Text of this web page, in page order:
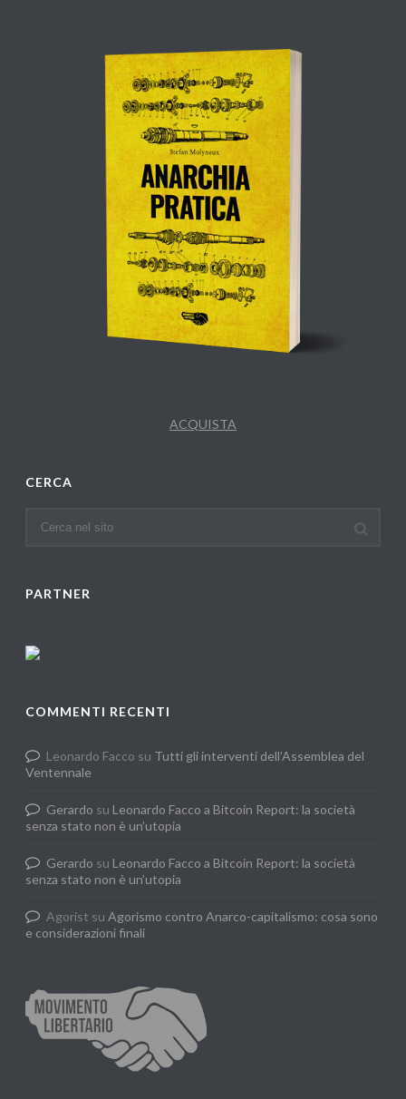
ACQUISTA
CERCA
PARTNER
COMMENTI RECENTI
Leonardo Facco su Tutti gli interventi dell’Assemblea del
Ventennale
Gerardo su Leonardo Facco a Bitcoin Report: la società
senza stato non è un’utopia
Gerardo su Leonardo Facco a Bitcoin Report: la società
senza stato non è un’utopia
Agorist suAgorismo contro Anarco-capitalismo: cosa sono
e considerazioni finali